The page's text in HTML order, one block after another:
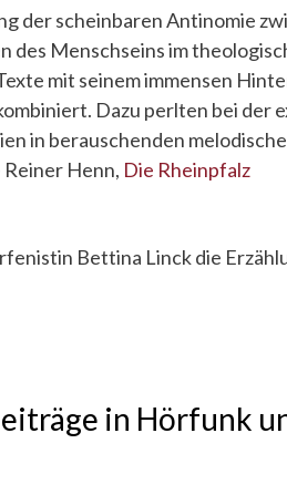
der scheinbaren Antinomie
des Menschseins im
mit seinem immensen
Dazu perlten bei der
in berauschenden
Reiner Henn, Die Rheinpfalz
Bettina Linck die
in Hörfunk